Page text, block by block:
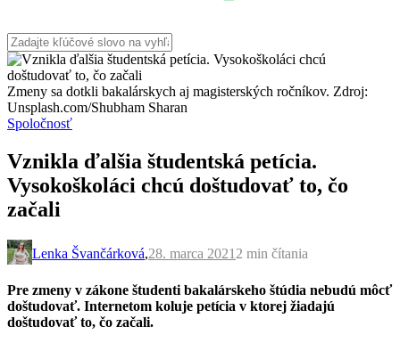
Zmeny sa dotkli bakalárskych aj magisterských ročníkov. Zdroj:
Unsplash.com/Shubham Sharan
Spoločnosť
Vznikla ďalšia študentská petícia.
Vysokoškoláci chcú doštudovať to, čo
začali
Lenka Švančárková,28. marca 2021 2 min čítania
Pre zmeny v zákone študenti bakalárskeho štúdia nebudú môcť
doštudovať. Internetom koluje petícia v ktorej žiadajú
doštudovať to, čo začali.